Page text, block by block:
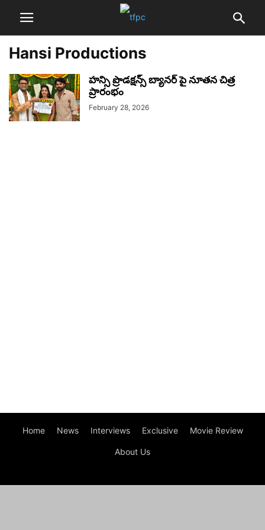
Hansi Productions
హన్సి ప్రొడక్షన్స్ బ్యానర్ పై నూతన చిత్ర
ప్రారంభం
February 28, 2026
Home News Interviews Exclusive Movie Review
About Us